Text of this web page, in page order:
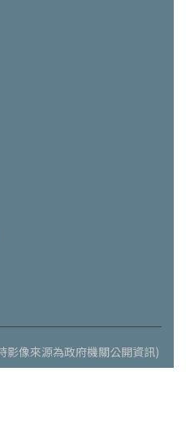
影像來源為政府機關公開資訊)